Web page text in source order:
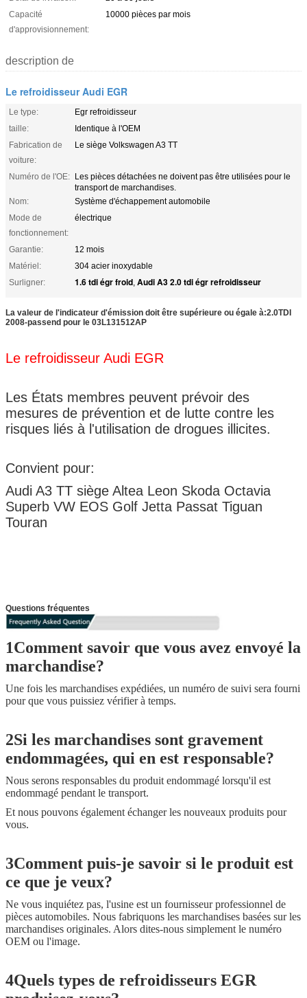
Capacité
d'approvisionnement:
10000 pièces par mois
description de
Le refroidisseur Audi EGR
Le type:
Egr refroidisseur
taille:
Identique à l'OEM
Fabrication de
voiture:
Le siège Volkswagen A3 TT
Numéro de l'OE: Les pièces détachées ne doivent pas être utilisées pour le
transport de marchandises.
Nom:
Système d'échappement automobile
Mode de
fonctionnement:
électrique
Garantie:
12 mois
Matériel:
304 acier inoxydable
Surligner:
1.6 tdi égr froid, Audi A3 2.0 tdi égr refroidisseur
La valeur de l'indicateur d'émission doit être supérieure ou égale à:2.0TDI
2008-passend pour le 03L131512AP
Le refroidisseur Audi EGR
Les États membres peuvent prévoir des
mesures de prévention et de lutte contre les
risques liés à l'utilisation de drogues illicites.
Convient pour:
Audi A3 TT siège Altea Leon Skoda Octavia
Superb VW EOS Golf Jetta Passat Tiguan
Touran
Questions fréquentes
1Comment savoir que vous avez envoyé la
marchandise?
Une fois les marchandises expédiées, un numéro de suivi sera fourni
pour que vous puissiez vérifier à temps.
2Si les marchandises sont gravement
endommagées, qui en est responsable?
Nous serons responsables du produit endommagé lorsqu'il est
endommagé pendant le transport.
Et nous pouvons également échanger les nouveaux produits pour
vous.
3Comment puis-je savoir si le produit est
ce que je veux?
Ne vous inquiétez pas, l'usine est un fournisseur professionnel de
pièces automobiles. Nous fabriquons les marchandises basées sur les
marchandises originales. Alors dites-nous simplement le numéro
OEM ou l'image.
4Quels types de refroidisseurs EGR